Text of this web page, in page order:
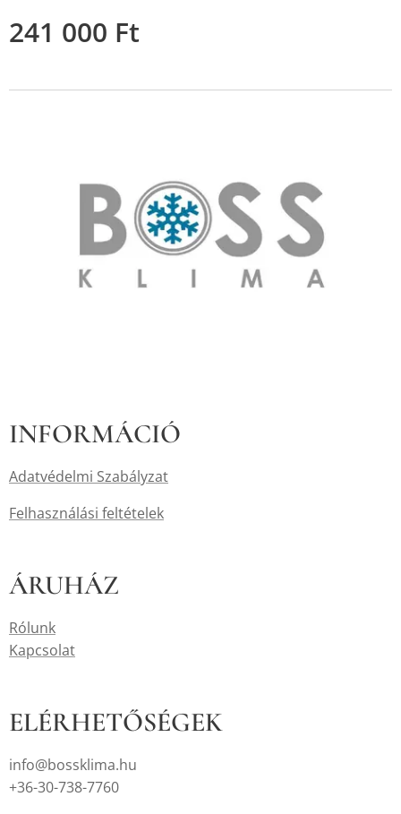
241 000 Ft
INFORMÁCIÓ
Adatvédelmi Szabályzat
Felhasználási feltételek
ÁRUHÁZ
Rólunk
Kapcsolat
ELÉRHETŐSÉGEK
info@bossklima.hu
+36-30-738-7760